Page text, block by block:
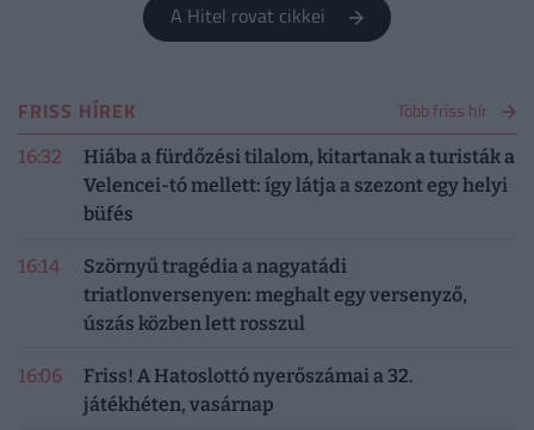
A Hitel rovat cikkei
FRISS HÍREK Több friss hír
16:32
Hiába a fürdőzési tilalom, kitartanak a turisták a
Velencei-tó mellett: így látja a szezont egy helyi
büfés
16:14
Szörnyű tragédia a nagyatádi
triatlonversenyen: meghalt egy versenyző,
úszás közben lett rosszul
16:06
Friss! A Hatoslottó nyerőszámai a 32.
játékhéten, vasárnap